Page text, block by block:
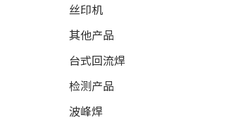
丝印机
其他产品
台式回流焊
检测产品
波峰焊